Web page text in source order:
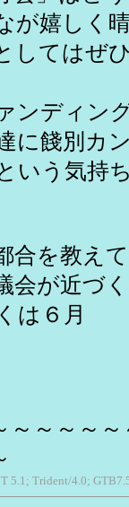
が嬉しく
してはぜ
ディン
に餞別カ
いう気持
合を教え
が近づ
は６月
～～～～
5.1; Trident/4.0;